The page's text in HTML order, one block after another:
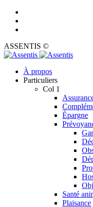
ASSENTIS ©
À propos
Particuliers
Col 1
Épargne
Santé
Plaisance